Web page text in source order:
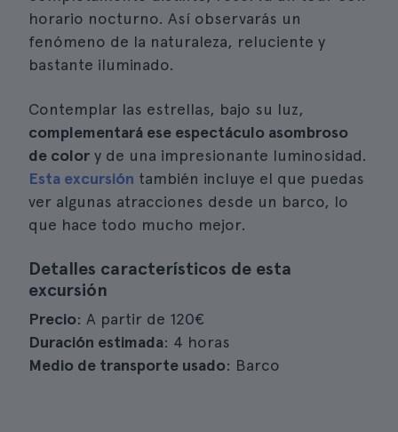
horario nocturno. Así observarás un
fenómeno de la naturaleza, reluciente y
bastante iluminado.
Contemplar las estrellas, bajo su luz,
complementará ese espectáculo asombroso
de color y de una impresionante luminosidad.
Esta excursión también incluye el que puedas
ver algunas atracciones desde un barco, lo
que hace todo mucho mejor.
Detalles característicos de esta
excursión
Precio: A partir de 120€
Duración estimada: 4 horas
Medio de transporte usado: Barco